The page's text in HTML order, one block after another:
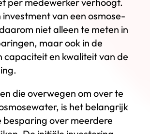
investment van een osmose-
niet alleen te meten in
maar ook in de
capaciteit en kwaliteit van de
die overwegen om over te
is het belangrijk
besparing over meerdere